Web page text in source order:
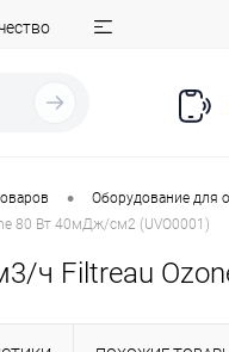
• Оборудование для
80 Вт 40мДж/см2 (UVO0001)
ч Filtreau